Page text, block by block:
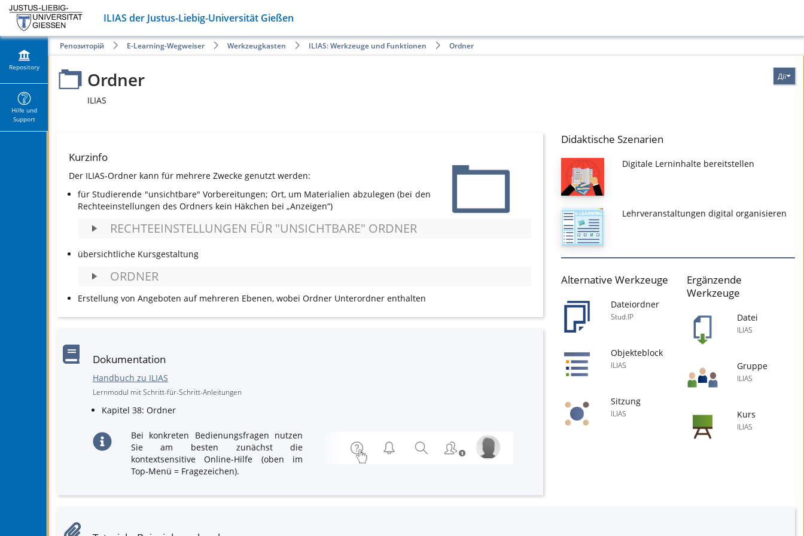
ILIAS der Justus-Liebig-Universität Gießen
Repository
Hilfe und
Support
Репозиторій E-Learning-Wegweiser Werkzeugkasten ILIAS: Werkzeuge und Funktionen Ordner
Дії
Ordner
ILIAS
Kurzinfo
Der ILIAS-Ordner kann für mehrere Zwecke genutzt werden:
für Studierende "unsichtbare" Vorbereitungen; Ort, um Materialien abzulegen (bei den
Rechteeinstellungen des Ordners kein Häkchen bei „Anzeigen“)
RECHTEEINSTELLUNGEN FÜR "UNSICHTBARE" ORDNER
übersichtliche Kursgestaltung
ORDNER
Erstellung von Angeboten auf mehreren Ebenen, wobei Ordner Unterordner enthalten
Dokumentation
Handbuch zu ILIAS
Lernmodul mit Schritt-für-Schritt-Anleitungen
Kapitel 38: Ordner
Bei konkreten Bedienungsfragen nutzen
Sie am besten zunächst die
kontextsensitive Online-Hilfe (oben im
Top-Menü = Fragezeichen).
Didaktische Szenarien
Digitale Lerninhalte bereitstellen
Lehrveranstaltungen digital organisieren
Alternative Werkzeuge
Dateiordner
Stud.IP
Objekteblock
ILIAS
Sitzung
ILIAS
Ergänzende
Werkzeuge
Datei
ILIAS
Gruppe
ILIAS
Kurs
ILIAS